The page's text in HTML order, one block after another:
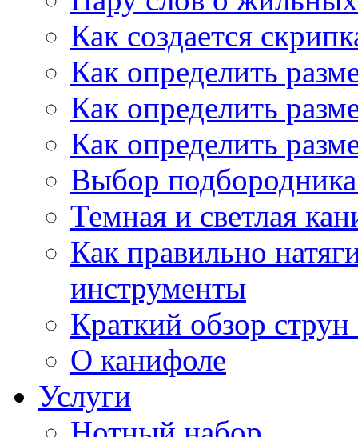
Как создается
Как определить
Как определить
Как определить
Выбор
Темная и светлая
Как правильно
инструменты
Краткий обзор
О канифоле
Услуги